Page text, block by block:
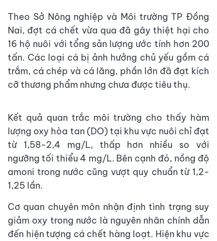
Theo Sở Nông nghiệp và Môi trường TP Đồng
Nai, đợt cá chết vừa qua đã gây thiệt hại cho
16 hộ nuôi với tổng sản lượng ước tính hơn 200
tấn. Các loại cá bị ảnh hưởng chủ yếu gồm cá
trắm, cá chép và cá lăng, phần lớn đã đạt kích
cỡ thương phẩm nhưng chưa được tiêu thụ.
Kết quả quan trắc môi trường cho thấy hàm
lượng oxy hòa tan (DO) tại khu vực nuôi chỉ đạt
từ 1,58-2,4 mg/L, thấp hơn nhiều so với
ngưỡng tối thiểu 4 mg/L. Bên cạnh đó, nồng độ
amoni trong nước cũng vượt quy chuẩn từ 1,2-
1,25 lần.
Cơ quan chuyên môn nhận định tình trạng suy
giảm oxy trong nước là nguyên nhân chính dẫn
đến hiện tượng cá chết hàng loạt. Hiện khu vực